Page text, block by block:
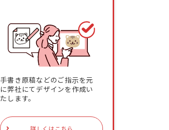
手書き原稿などのご指示を元
に弊社にてデザインを作成い
たします。